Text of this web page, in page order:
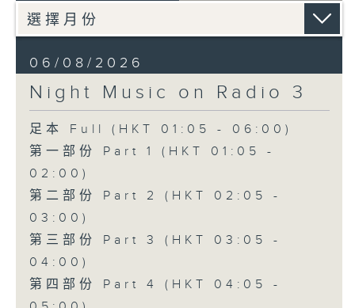
06/08/2026
Night Music on Radio 3
足本 Full (HKT 01:05 - 06:00)
第一部份 Part 1 (HKT 01:05 -
02:00)
第二部份 Part 2 (HKT 02:05 -
03:00)
第三部份 Part 3 (HKT 03:05 -
04:00)
第四部份 Part 4 (HKT 04:05 -